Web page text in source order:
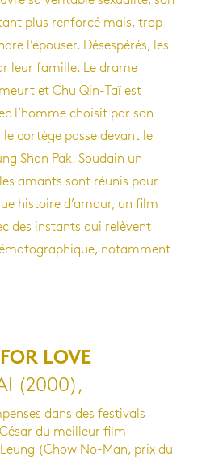
plus renforcé mais, trop
l’épouser. Désespérés, les
leur famille. Le drame
et Chu Qin-Taï est
l’homme choisit par son
le cortège passe devant le
Shan Pak. Soudain un
amants sont réunis pour
histoire d’amour, un film
des instants qui relèvent
notamment
LOVE
(2000),
dans des festivals
du meilleur film
Leung (Chow No-Man, prix du